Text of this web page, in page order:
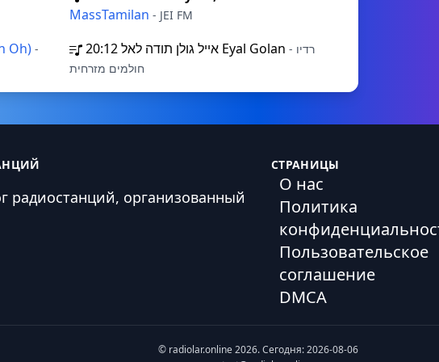
MassTamilan - JEI FM
Oh) -
20:12 אייל גולן תודה לאל Eyal Golan - רדיו
חולמים מזרחית
радиостанций, организованный
СТРАНИЦЫ
О нас
Политика
Пользовательское
соглашение
DMCA
© radiolar.online 2026. Сегодня: 2026-08-06